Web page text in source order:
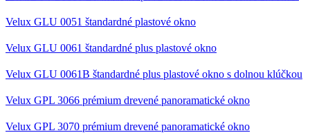
Velux GLU 0051 štandardné plastové okno
Velux GLU 0061 štandardné plus plastové okno
Velux GLU 0061B štandardné plus plastové okno s dolnou klúčkou
Velux GPL 3066 prémium drevené panoramatické okno
Velux GPL 3070 prémium drevené panoramatické okno